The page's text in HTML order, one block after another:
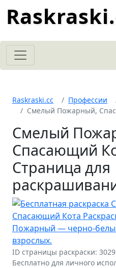
Raskraski.cc Профессии
Смелый Пожарный,
Смелый
Спасающий
Страница для
ID страницы раскраски:
Бесплатно для личного